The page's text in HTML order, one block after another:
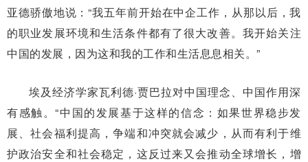
亚德骄傲地说：“我五年前开始在中企工作，从那以后，我
的职业发展环境和生活条件都有了很大改善。我开始关注
中国的发展，因为这和我的工作和生活息息相关。”
埃及经济学家瓦利德·贾巴拉对中国理念、中国作用深
有感触。“中国的发展基于这样的信念：如果世界稳步发
展、社会福利提高，争端和冲突就会减少，从而有利于维
护政治安全和社会稳定，这反过来又会推动全球增长，增